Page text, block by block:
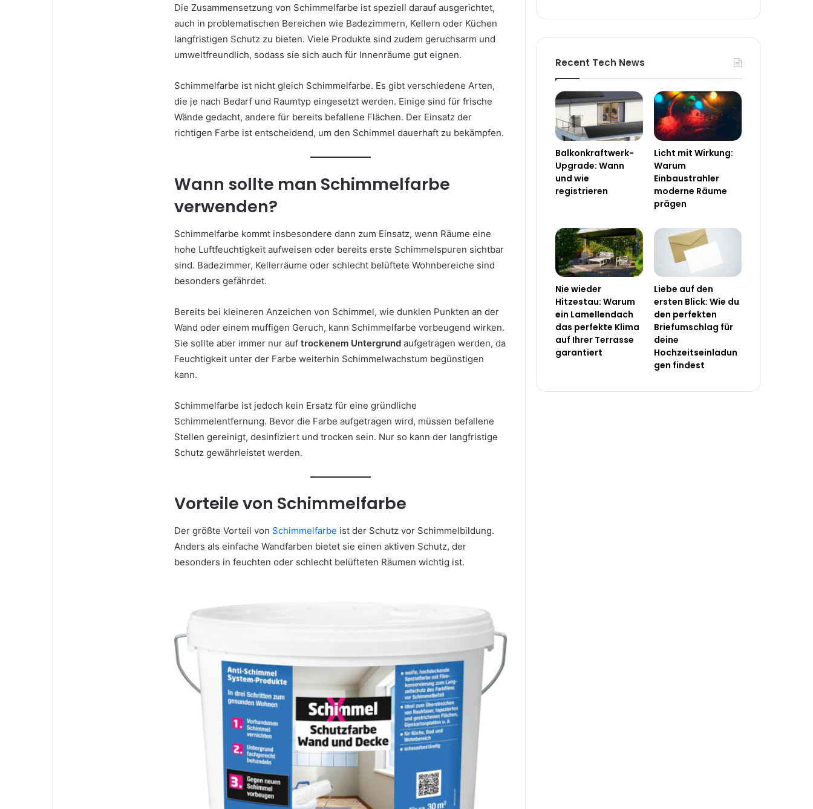
Die Zusammensetzung von Schimmelfarbe ist speziell darauf ausgerichtet,
auch in problematischen Bereichen wie Badezimmern, Kellern oder Küchen
langfristigen Schutz zu bieten. Viele Produkte sind zudem geruchsarm und
umweltfreundlich, sodass sie sich auch für Innenräume gut eignen.
Schimmelfarbe ist nicht gleich Schimmelfarbe. Es gibt verschiedene Arten,
die je nach Bedarf und Raumtyp eingesetzt werden. Einige sind für frische
Wände gedacht, andere für bereits befallene Flächen. Der Einsatz der
richtigen Farbe ist entscheidend, um den Schimmel dauerhaft zu bekämpfen.
Wann sollte man Schimmelfarbe
verwenden?
Schimmelfarbe kommt insbesondere dann zum Einsatz, wenn Räume eine
hohe Luftfeuchtigkeit aufweisen oder bereits erste Schimmelspuren sichtbar
sind. Badezimmer, Kellerräume oder schlecht belüftete Wohnbereiche sind
besonders gefährdet.
Bereits bei kleineren Anzeichen von Schimmel, wie dunklen Punkten an der
Wand oder einem muffigen Geruch, kann Schimmelfarbe vorbeugend wirken.
Sie sollte aber immer nur auf trockenem Untergrund aufgetragen werden, da
Feuchtigkeit unter der Farbe weiterhin Schimmelwachstum begünstigen
kann.
Schimmelfarbe ist jedoch kein Ersatz für eine gründliche
Schimmelentfernung. Bevor die Farbe aufgetragen wird, müssen befallene
Stellen gereinigt, desinfiziert und trocken sein. Nur so kann der langfristige
Schutz gewährleistet werden.
Vorteile von Schimmelfarbe
Der größte Vorteil von Schimmelfarbe ist der Schutz vor Schimmelbildung.
Anders als einfache Wandfarben bietet sie einen aktiven Schutz, der
besonders in feuchten oder schlecht belüfteten Räumen wichtig ist.
Recent Tech News
Balkonkraftwerk-
Upgrade: Wann
und wie
registrieren
Licht mit Wirkung:
Warum
Einbaustrahler
moderne Räume
prägen
Nie wieder
Hitzestau: Warum
ein Lamellendach
das perfekte Klima
auf Ihrer Terrasse
garantiert
Liebe auf den
ersten Blick: Wie du
den perfekten
Briefumschlag für
deine
Hochzeitseinladun
gen findest